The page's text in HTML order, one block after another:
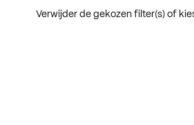
Verwijder de gekozen filter(s) of